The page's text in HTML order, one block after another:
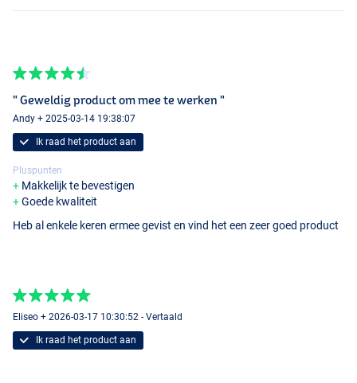
" Geweldig product om mee te werken "
Andy + 2025-03-14 19:38:07
Ik raad het product aan
Pluspunten
Makkelijk te bevestigen
Goede kwaliteit
Heb al enkele keren ermee gevist en vind het een zeer goed product
Eliseo + 2026-03-17 10:30:52 - Vertaald
Ik raad het product aan